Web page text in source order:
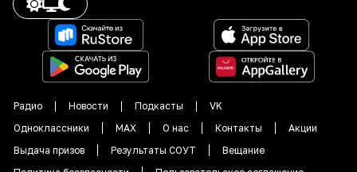
Радио Новости Подкасты
VK
Одноклассники
MAX О нас Контакты
Акции
Выдача призов
Результаты СОУТ
Вещание